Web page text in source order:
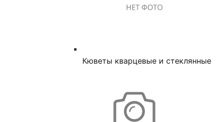
Кюветы кварцевые и стеклянные